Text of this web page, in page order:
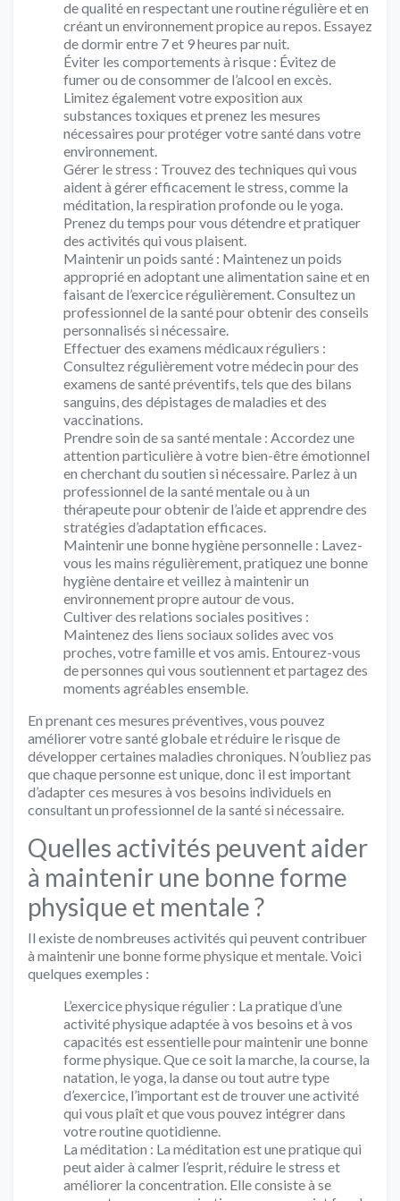
de qualité en respectant une routine régulière et en
créant un environnement propice au repos. Essayez
de dormir entre 7 et 9 heures par nuit.
Éviter les comportements à risque : Évitez de
fumer ou de consommer de l’alcool en excès.
Limitez également votre exposition aux
substances toxiques et prenez les mesures
nécessaires pour protéger votre santé dans votre
environnement.
Gérer le stress : Trouvez des techniques qui vous
aident à gérer efficacement le stress, comme la
méditation, la respiration profonde ou le yoga.
Prenez du temps pour vous détendre et pratiquer
des activités qui vous plaisent.
Maintenir un poids santé : Maintenez un poids
approprié en adoptant une alimentation saine et en
faisant de l’exercice régulièrement. Consultez un
professionnel de la santé pour obtenir des conseils
personnalisés si nécessaire.
Effectuer des examens médicaux réguliers :
Consultez régulièrement votre médecin pour des
examens de santé préventifs, tels que des bilans
sanguins, des dépistages de maladies et des
vaccinations.
Prendre soin de sa santé mentale : Accordez une
attention particulière à votre bien-être émotionnel
en cherchant du soutien si nécessaire. Parlez à un
professionnel de la santé mentale ou à un
thérapeute pour obtenir de l’aide et apprendre des
stratégies d’adaptation efficaces.
Maintenir une bonne hygiène personnelle : Lavez-
vous les mains régulièrement, pratiquez une bonne
hygiène dentaire et veillez à maintenir un
environnement propre autour de vous.
Cultiver des relations sociales positives :
Maintenez des liens sociaux solides avec vos
proches, votre famille et vos amis. Entourez-vous
de personnes qui vous soutiennent et partagez des
moments agréables ensemble.
En prenant ces mesures préventives, vous pouvez
améliorer votre santé globale et réduire le risque de
développer certaines maladies chroniques. N’oubliez pas
que chaque personne est unique, donc il est important
d’adapter ces mesures à vos besoins individuels en
consultant un professionnel de la santé si nécessaire.
Quelles activités peuvent aider
à maintenir une bonne forme
physique et mentale ?
Il existe de nombreuses activités qui peuvent contribuer
à maintenir une bonne forme physique et mentale. Voici
quelques exemples :
L’exercice physique régulier : La pratique d’une
activité physique adaptée à vos besoins et à vos
capacités est essentielle pour maintenir une bonne
forme physique. Que ce soit la marche, la course, la
natation, le yoga, la danse ou tout autre type
d’exercice, l’important est de trouver une activité
qui vous plaît et que vous pouvez intégrer dans
votre routine quotidienne.
La méditation : La méditation est une pratique qui
peut aider à calmer l’esprit, réduire le stress et
améliorer la concentration. Elle consiste à se